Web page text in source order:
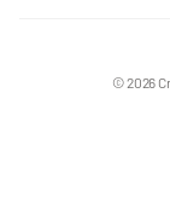
© 2026